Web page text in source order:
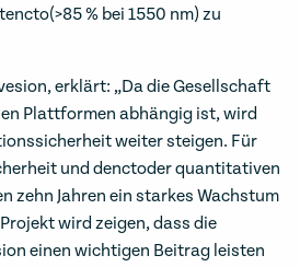
% bei 1550 nm) zu
erklärt: „Da die Gesellschaft
Plattformen abhängig ist, wird
weiter steigen. Für
und denctoder quantitativen
zehn Jahren ein starkes Wachstum
wird zeigen, dass die
einen wichtigen Beitrag leisten